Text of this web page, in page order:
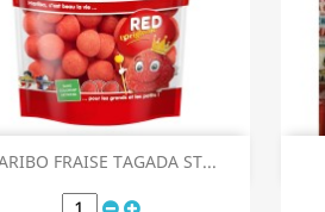
FRAISE TAGADA ST...
 Aperçu rapide